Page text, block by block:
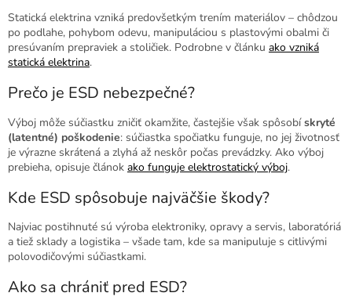
Statická elektrina vzniká predovšetkým trením materiálov – chôdzou
po podlahe, pohybom odevu, manipuláciou s plastovými obalmi či
presúvaním prepraviek a stoličiek. Podrobne v článku ako vzniká
statická elektrina.
Prečo je ESD nebezpečné?
Výboj môže súčiastku zničiť okamžite, častejšie však spôsobískryté
(latentné) poškodenie: súčiastka spočiatku funguje, no jej životnosť
je výrazne skrátená a zlyhá až neskôr počas prevádzky. Ako výboj
prebieha, opisuje článok ako funguje elektrostatický výboj.
Kde ESD spôsobuje najväčšie škody?
Najviac postihnuté sú výroba elektroniky, opravy a servis, laboratóriá
a tiež sklady a logistika – všade tam, kde sa manipuluje s citlivými
polovodičovými súčiastkami.
Ako sa chrániť pred ESD?